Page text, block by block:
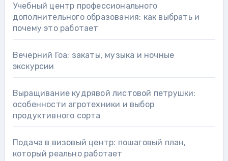
Учебный центр профессионального
дополнительного образования: как выбрать и
почему это работает
Вечерний Гоа: закаты, музыка и ночные
экскурсии
Выращивание кудрявой листовой петрушки:
особенности агротехники и выбор
продуктивного сорта
Подача в визовый центр: пошаговый план,
который реально работает